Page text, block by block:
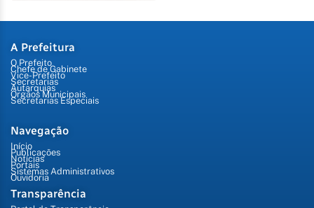
A Prefeitura
O Prefeito
Chefe de Gabinete
Vice-Prefeito
Secretarias
Autarquias
Órgãos Municipais
Secretarias Especiais
Navegação
Início
Publicações
Notícias
Portais
Sistemas Administrativos
Ouvidoria
Transparência